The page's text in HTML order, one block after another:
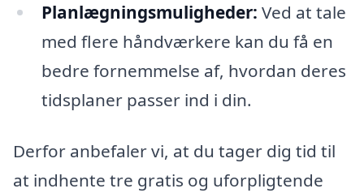
Planlægningsmuligheder: Ved at tale
med flere håndværkere kan du få en
bedre fornemmelse af, hvordan deres
tidsplaner passer ind i din.
Derfor anbefaler vi, at du tager dig tid til
at indhente tre gratis og uforpligtende